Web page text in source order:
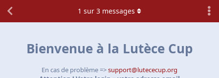
Bienvenue à la Lutèce Cup
En cas de problème =>support@lutececup.org
1 sur 3 messages